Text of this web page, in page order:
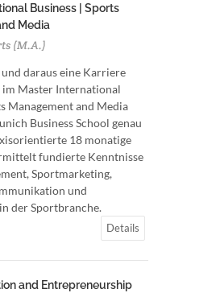
Business | Sports
Media
(M.A.)
daraus eine Karriere
im Master International
Management and Media
Business School genau
18 monatige
fundierte Kenntnisse
Sportmarketing,
und
der Sportbranche.
Details
and Entrepreneurship